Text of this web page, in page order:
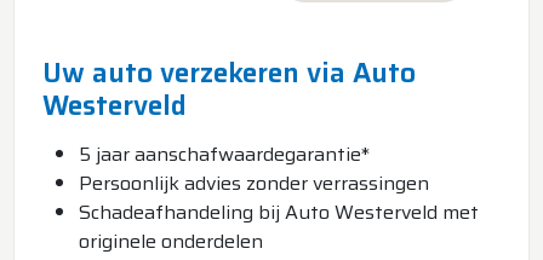
Uw auto verzekeren via Auto
Westerveld
5 jaar aanschafwaardegarantie*
Persoonlijk advies zonder verrassingen
Schadeafhandeling bij Auto Westerveld met
originele onderdelen